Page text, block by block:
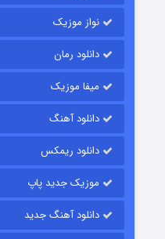
قسمت۱۵ (دوبله)
نواز موزیک
دانلود رمان
میفا موزیک
دانلود آهنگ
دانلود ریمکس
موزیک جدید پاپ
دانلود آهنگ جدید